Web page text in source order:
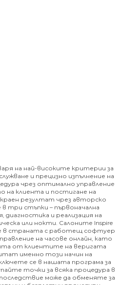
на най-високите критерии за
и прецизно изпълнение на
чрез оптимално управление
на клиента и постигане на
резултат чрез авторско
в три стъпки – първоначална
диагностика и реализация на
или нокти. Салоните Inspire
в страната с работещ софтуер
на часове онлайн, като
от клиентите на веригата
именно този начин на
се в нашата програма за
точки за всяка процедура в
може да обменяте за